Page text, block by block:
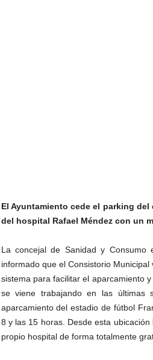
El Ayuntamiento cede el parking
del hospital Rafael Méndez con un
La concejal de Sanidad y
informado que el Consistorio
sistema para facilitar el aparcamiento
se viene trabajando en las últimas
aparcamiento del estadio de fútbol
8 y las 15 horas. Desde esta
propio hospital de forma totalmente